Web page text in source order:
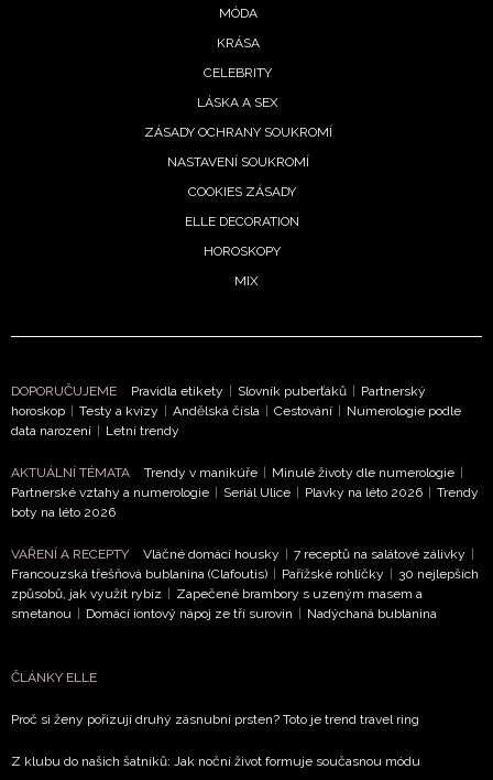
vyhodnocení akce a zasílání novinek.
Chcete navíc dostávat i další zajímavé a exkluzivní
informace od našich partnerů? Pokud souhlasíte se
zpracováním údajů k tomuto účelu podle
MÓDA
KRÁSA
CELEBRITY
LÁSKA A SEX
ZÁSADY OCHRANY SOUKROMÍ
NASTAVENÍ SOUKROMÍ
COOKIES ZÁSADY
ELLE DECORATION
HOROSKOPY
MIX
DOPORUČUJEME Pravidla etikety Slovník puberťáků
Partnerský
horoskop
Testy a kvízy Andělská čísla Cestování
Numerologie podle
data narození
Letní trendy
AKTUÁLNÍ TÉMATA Trendy v manikúře Minulé životy dle numerologie
Partnerské vztahy a numerologie
Seriál Ulice Plavky na léto 2026
Trendy
boty na léto 2026
VAŘENÍ A RECEPTY Vláčné domácí housky 7 receptů na salátové zálivky
Francouzská třešňová bublanina (Clafoutis)
Pařížské rohlíčky
30 nejlepších
způsobů, jak využít rybíz
Zapečené brambory s uzeným masem a
smetanou
Domácí iontový nápoj ze tří surovin Nadýchaná bublanina
ČLÁNKY ELLE
Proč si ženy pořizují druhý zásnubní prsten? Toto je trend travel ring
Z klubu do našich šatníků: Jak noční život formuje současnou módu